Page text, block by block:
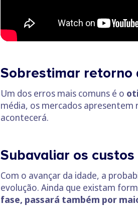
Sobrestimar retorno
Um dos erros mais comuns é o
média, os mercados apresentem
acontecerá.
Subavaliar os
Com o avançar da idade, a
evolução. Ainda que existam
fase, passará também por